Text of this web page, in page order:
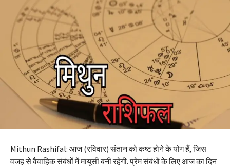
Mithun Rashifal: आज (रविवार) संतान को कष्ट होने के योग हैं, जिस
वजह से वैवाहिक संबंधों में मायूसी बनी रहेगी. प्रेम संबंधों के लिए आज का दिन